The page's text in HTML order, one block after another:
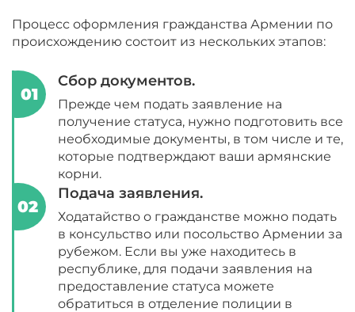
Процесс оформления гражданства Армении по
происхождению состоит из нескольких этапов:
Сбор документов.
Прежде чем подать заявление на
получение статуса, нужно подготовить все
необходимые документы, в том числе и те,
которые подтверждают ваши армянские
корни.
Подача заявления.
Ходатайство о гражданстве можно подать
в консульство или посольство Армении за
рубежом. Если вы уже находитесь в
республике, для подачи заявления на
предоставление статуса можете
обратиться в отделение полиции в